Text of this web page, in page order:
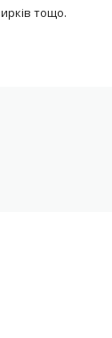
тощо.